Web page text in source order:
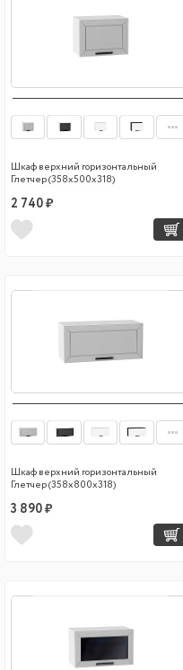
Шкаф верхний горизонтальный
Глетчер (358х500х318)
2 740 ₽
Шкаф верхний горизонтальный
Глетчер (358х800х318)
3 890 ₽